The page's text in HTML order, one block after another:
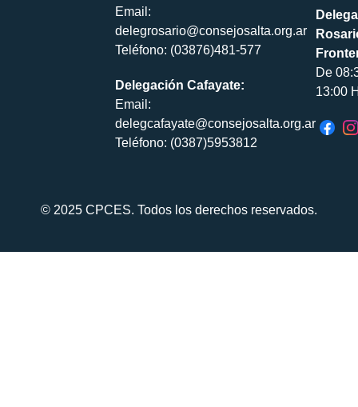
Email:
delegrosario@consejosalta.org.ar
Teléfono: (03876)481-577
Delegación Cafayate:
Email:
delegcafayate@consejosalta.org.ar
Teléfono: (0387)5953812
De
13:00
© 2025 CPCES. Todos los derechos reservados.